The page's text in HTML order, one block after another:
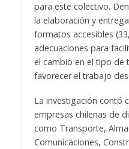
para este colectivo.
la elaboración y
formatos accesibles
adecuaciones para
el cambio en el tipo de
favorecer el trabajo
La investigación contó
empresas chilenas de
como Transporte,
Comunicaciones,